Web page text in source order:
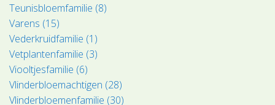
Teunisbloemfamilie (8)
Varens (15)
Vederkruidfamilie (1)
Vetplantenfamilie (3)
Viooltjesfamilie (6)
Vlinderbloemachtigen (28)
Vlinderbloemenfamilie (30)